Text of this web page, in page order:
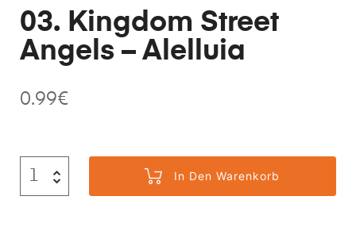
03. Kingdom Street
Angels – Alelluia
0.99€
In Den Warenkorb